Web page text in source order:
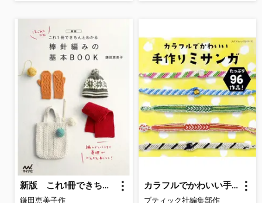
新版 これ1冊できちんとわかる 棒針編みの基本BOOK
鎌田恵美子作
カラフルでかわいい手作りミサンガ
ブティック社編集部作